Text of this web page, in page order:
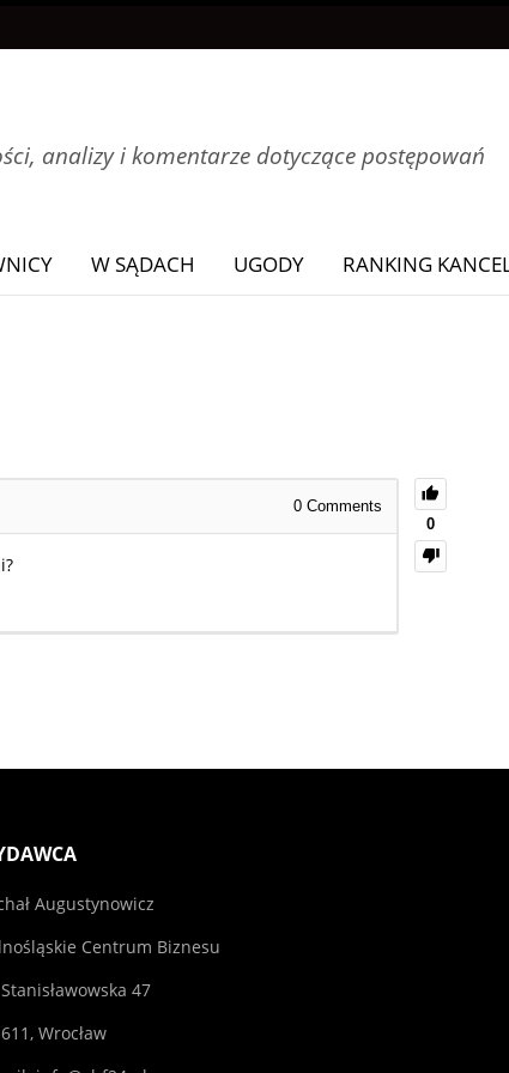
analizy i komentarze dotyczące postępowań
W SĄDACH UGODY RANKING
0
0 Comments
Augustynowicz
Centrum Biznesu
47
Wrocław